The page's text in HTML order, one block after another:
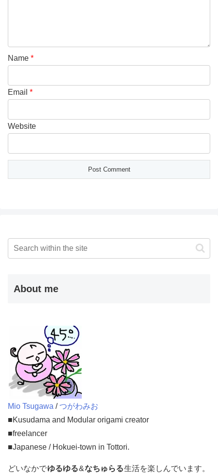
Name *
Email *
Website
About me
Mio Tsugawa /つがわみお
■Kusudama and Modular origami creator
■freelancer
■Japanese / Hokuei-town in Tottori.
どいなかでゆるゆる&なちゅらる生活を楽しんでいます。